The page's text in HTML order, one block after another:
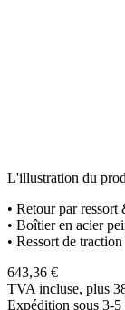
L'illustration du
• Retour par
• Boîtier en acier
• Ressort de
643,36 €
TVA incluse, plus
Expédition sous 3-5